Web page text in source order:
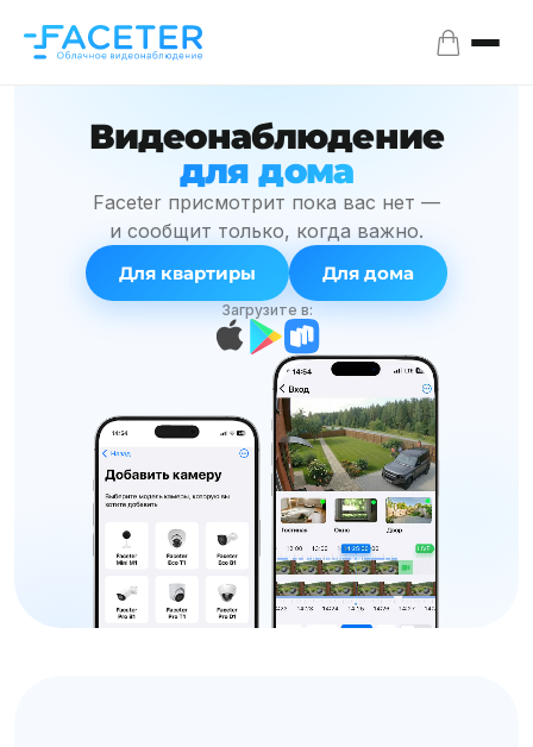
Видеонаблюдение
для дома
Faceter присмотрит пока вас нет —
и сообщит только, когда важно.
Для квартиры Для дома
Загрузите в: